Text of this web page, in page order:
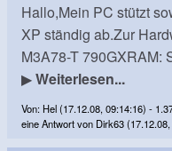
Hallo,Mein PC stützt
XP ständig ab.Zur
M3A78-T 790GXRAM:
▶Weiterlesen...
Von: Hel (17.12.08, 09:14:16) -
eine Antwort von Dirk63